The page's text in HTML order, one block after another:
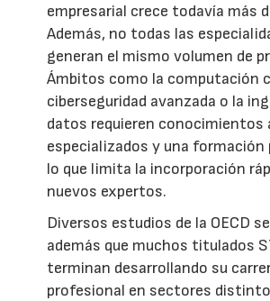
empresarial crece todavía más
Además, no todas las
generan el mismo volumen de
Ámbitos como la computación
ciberseguridad avanzada o la
datos requieren conocimientos
especializados y una formación
lo que limita la incorporación
nuevos expertos.
Diversos estudios de la OECD
además que muchos titulados
terminan desarrollando su
profesional en sectores